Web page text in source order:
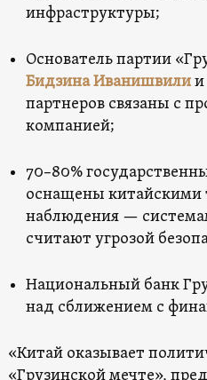
инфраструктуры;
Основатель партии
Бидзина Иванишвилии
партнеров связаны с
компанией;
70–80%
оснащены китайскими
наблюдения —
считают угрозой
Национальный банк
над сближением с
«Китай оказывает
«Грузинской мечте»,